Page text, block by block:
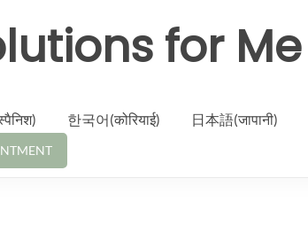
for Me
한국어(कोरियाई) 日本語(जापानी)